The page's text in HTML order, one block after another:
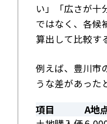
い」「広さが十
ではなく、各候
算出して比較す
例えば、豊川市
うな差があった
項目 A地